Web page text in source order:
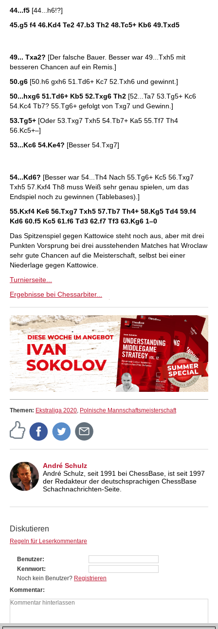
44...f5 [44...h6!?]
45.g5 f4 46.Kd4 Te2 47.b3 Th2 48.Tc5+ Kb6 49.Txd5
49... Txa2? [Der falsche Bauer. Besser war 49...Txh5 mit
besseren Chancen auf ein Remis.]
50.g6 [50.h6 gxh6 51.Td6+ Kc7 52.Txh6 und gewinnt.]
50...hxg6 51.Td6+ Kb5 52.Txg6 Th2 [52...Ta7 53.Tg5+ Kc6
54.Kc4 Tb7? 55.Tg6+ gefolgt von Txg7 und Gewinn.]
53.Tg5+ [Oder 53.Txg7 Txh5 54.Tb7+ Ka5 55.Tf7 Th4
56.Kc5+–]
53...Kc6 54.Ke4? [Besser 54.Txg7]
54...Kd6? [Besser war 54...Th4 Nach 55.Tg6+ Kc5 56.Txg7
Txh5 57.Kxf4 Th8 muss Weiß sehr genau spielen, um das
Endspiel noch zu gewinnen (Tablebases).]
55.Kxf4 Ke6 56.Txg7 Txh5 57.Tb7 Th4+ 58.Kg5 Td4 59.f4
Kd6 60.f5 Kc5 61.f6 Td3 62.f7 Tf3 63.Kg6 1–0
Das Spitzenspiel gegen Kattowice steht noch aus, aber mit drei
Punkten Vorsprung bei drei ausstehenden Matches hat Wroclaw
sehr gute Chancen auf die Meisterschaft, selbst bei einer
Niederlage gegen Kattowice.
Turnierseite...
Ergebnisse bei Chessarbiter...
Themen: Ekstraliga 2020 Polnische Mannschaftsmeisterschaft
André Schulz
André Schulz, seit 1991 bei ChessBase, ist seit 1997
der Redakteur der deutschsprachigen ChessBase
Schachnachrichten-Seite.
Diskutieren
Regeln für Leserkommentare
Benutzer
Kennwort
Noch kein Benutzer? Registrieren
Kommentar